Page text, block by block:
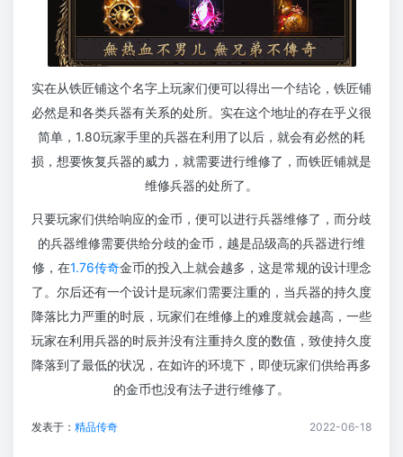
实在从铁匠铺这个名字上玩家们便可以得出一个结论，铁匠铺
必然是和各类兵器有关系的处所。实在这个地址的存在乎义很
简单，1.80玩家手里的兵器在利用了以后，就会有必然的耗
损，想要恢复兵器的威力，就需要进行维修了，而铁匠铺就是
维修兵器的处所了。
只要玩家们供给响应的金币，便可以进行兵器维修了，而分歧
的兵器维修需要供给分歧的金币，越是品级高的兵器进行维
修，在1.76传奇金币的投入上就会越多，这是常规的设计理念
了。尔后还有一个设计是玩家们需要注重的，当兵器的持久度
降落比力严重的时辰，玩家们在维修上的难度就会越高，一些
玩家在利用兵器的时辰并没有注重持久度的数值，致使持久度
降落到了最低的状况，在如许的环境下，即使玩家们供给再多
的金币也没有法子进行维修了。
发表于： 精品传奇 2022-06-18